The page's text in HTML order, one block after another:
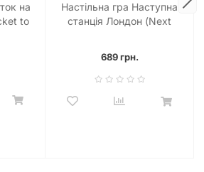
на
to
Настільна гра Наступна
станція Лондон (Next
689 грн.